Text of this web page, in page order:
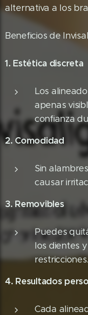
alternativa a los
Beneficios de
1. Estética discreta
Los
apenas
confianza
2. Comodidad
Sin
causar
3. Removibles
Puedes
los dientes
4. Resultados
Cada